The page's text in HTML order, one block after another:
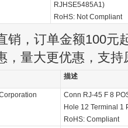
RJHSE5485A1)
RoHS: Not Compliant
，订单金额100元
，量大更优惠，支持
描述
Conn RJ-45 F 8
Hole 12 Terminal 1
RoHS: Compliant